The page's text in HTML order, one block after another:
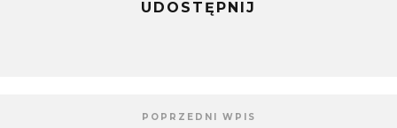
UDOSTĘPNIJ
POPRZEDNI WPIS